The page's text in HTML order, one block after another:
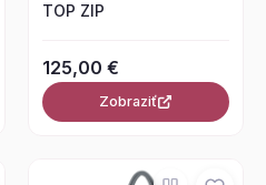
TOP ZIP
125,00 €
Zobraziť